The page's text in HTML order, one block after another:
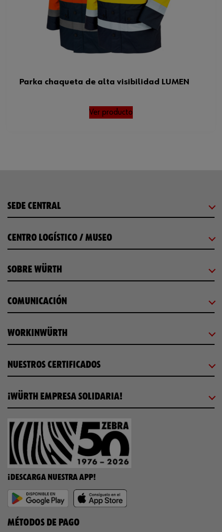
Parka chaqueta de alta visibilidad LUMEN
Ver producto
SEDE CENTRAL
CENTRO LOGÍSTICO / MUSEO
SOBRE WÜRTH
COMUNICACIÓN
WORKINWÜRTH
NUESTROS CERTIFICADOS
¡WÜRTH EMPRESA SOLIDARIA!
¡DESCARGA NUESTRA APP!
MÉTODOS DE PAGO